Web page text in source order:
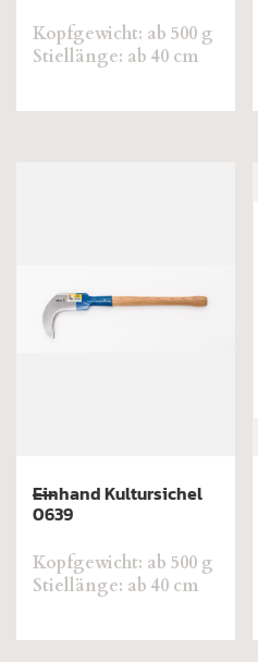
Kopfgewicht: ab 500 g
Stiellänge: ab 40 cm
Einhand Kultursichel
0639
Kopfgewicht: ab 500 g
Stiellänge: ab 40 cm